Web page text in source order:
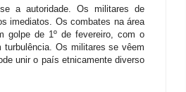
a autoridade. Os militares de
imediatos. Os combates na área
golpe de 1º de fevereiro, com o
turbulência. Os militares se vêem
unir o país etnicamente diverso